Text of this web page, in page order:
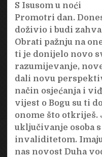
S Isusom u noći
Promotri dan.
doživio i budi
Obrati pažnju na
ti je donijelo novo
razumijevanje,
dali novu
način osjećanja i
vijest o Bogu su ti
onome što otkriješ.
uključivanje osoba s
invaliditetom.
nas novost Duha